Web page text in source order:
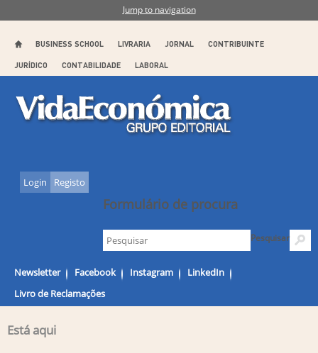
Jump to navigation
BUSINESS SCHOOL LIVRARIA JORNAL CONTRIBUINTE
JURÍDICO CONTABILIDADE LABORAL
Formulário de procura
Pesquisar
Login Registo
Newsletter Facebook Instagram
LinkedIn
Livro de Reclamações
Está aqui